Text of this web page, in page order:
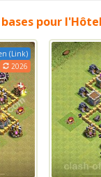
pour
(Link)
2026